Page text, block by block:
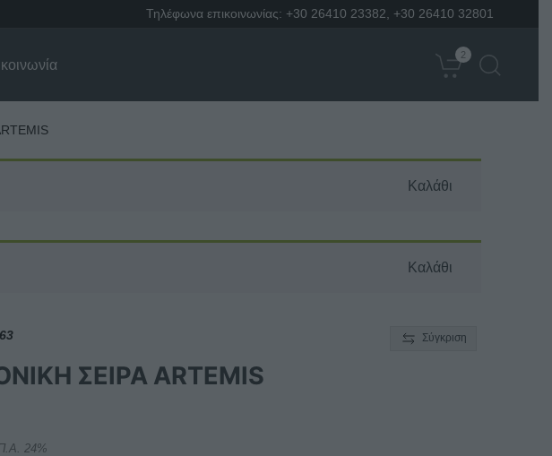
Τηλέφωνα επικοινωνίας: +30 26410 23382 +30 26410 32801
2
Καλάθι
Καλάθι
Σύγκριση
ΣΕΙΡΑ ARTEMIS
24%